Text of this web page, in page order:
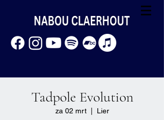
Tadpole Evolution
za 02 mrt
  |
Lier